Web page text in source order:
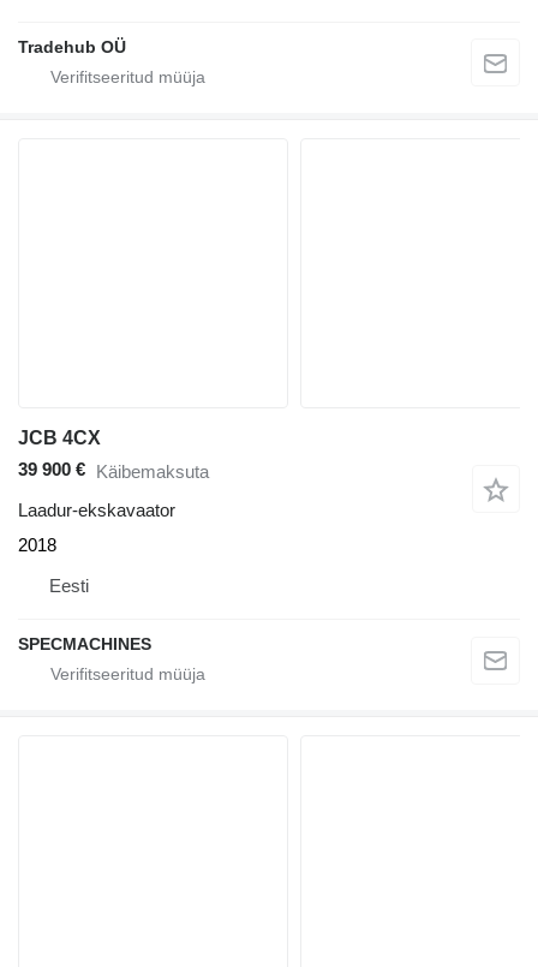
Tradehub OÜ
JCB 4CX
39 900 € Käibemaksuta
Laadur-ekskavaator
2018
Eesti
SPECMACHINES